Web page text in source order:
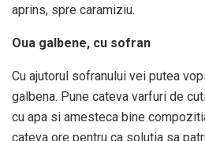
aprins, spre caramiziu.
Oua galbene, cu sofran
Cu ajutorul sofranului vei putea
galbena. Pune cateva varfuri de
cu apa si amesteca bine
cateva ore pentru ca solutia sa